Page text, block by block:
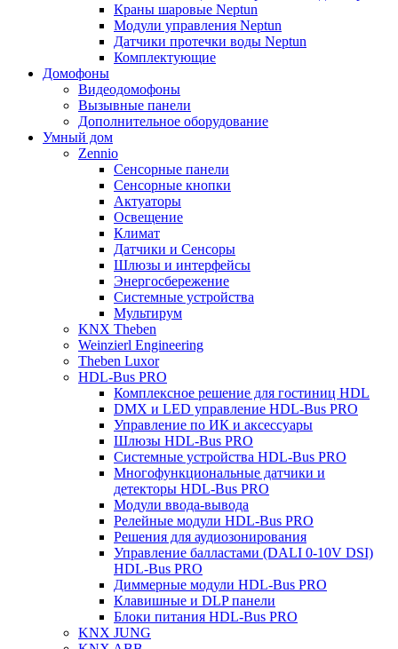
Краны шаровые Neptun
Модули управления Neptun
Датчики протечки воды Neptun
Комплектующие
Домофоны
Видеодомофоны
Вызывные панели
Дополнительное оборудование
Умный дом
Zennio
Сенсорные панели
Сенсорные кнопки
Актуаторы
Освещение
Климат
Датчики и Сенсоры
Шлюзы и интерфейсы
Энергосбережение
Системные устройства
Мультирум
KNX Theben
Weinzierl Engineering
Theben Luxor
HDL-Bus PRO
Комплексное решение для гостиниц HDL
DMX и LED управление HDL-Bus PRO
Управление по ИК и аксессуары
Шлюзы HDL-Bus PRO
Системные устройства HDL-Bus PRO
Многофункциональные датчики и
детекторы HDL-Bus PRO
Модули ввода-вывода
Релейные модули HDL-Bus PRO
Решения для аудиозонирования
Управление балластами (DALI 0-10V DSI)
HDL-Bus PRO
Диммерные модули HDL-Bus PRO
Клавишные и DLP панели
Блоки питания HDL-Bus PRO
KNX JUNG